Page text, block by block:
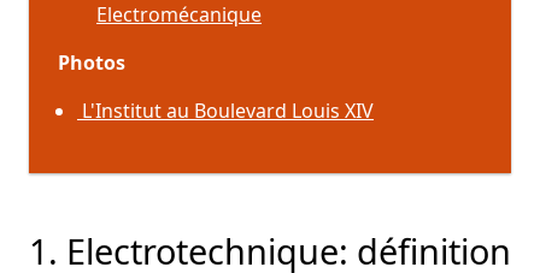
Electromécanique
Photos
L'Institut au Boulevard Louis XIV
1. Electrotechnique: définition